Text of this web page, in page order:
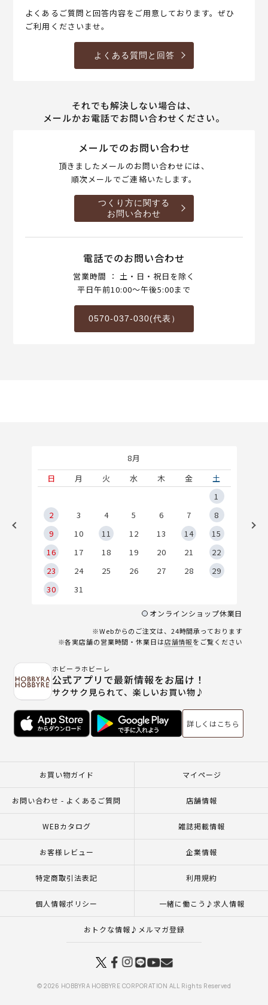
よくあるご質問と回答内容をご用意しております。ぜひ
ご利用くださいませ。
よくある質問と回答
それでも解決しない場合は、
メールかお電話でお問い合わせください。
メールでのお問い合わせ
頂きましたメールのお問い合わせには、
順次メールでご連絡いたします。
つくり方に関する
お問い合わせ
電話でのお問い合わせ
営業時間 ： 土・日・祝日を除く
平日午前10:00～午後5:00まで
0570-037-030(代表）
8月
日
月 火 水 木 金
土
1
2
3 4 5 6 7
8
9
10 11 12 13 14
15
16
17 18 19 20 21
22
23
24 25 26 27 28
29
30
31
オンラインショップ休業日
※Webからのご注文は、24時間承っております
※各実店舗の営業時間・休業日は店舗情報をご覧ください
ホビーラホビーレ
公式アプリで最新情報をお届け！
サクサク見られて、楽しいお買い物♪
詳しくはこちら
お買い物ガイド マイページ
お問い合わせ - よくあるご質問 店舗情報
WEBカタログ 雑誌掲載情報
お客様レビュー 企業情報
特定商取引法表記 利用規約
個人情報ポリシー 一緒に働こう♪求人情報
おトクな情報♪メルマガ登録
© 2026 HOBBYRA HOBBYRE CORPORATION ALL Rights Reserved